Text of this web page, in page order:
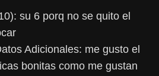
su 6 porq no se quito el
Adicionales: me gusto el
bonitas como me gustan